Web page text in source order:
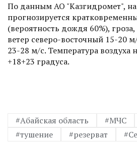
По данным АО "Казгидромет",
прогнозируется
(вероятность дождя 60%),
ветер северо-восточный 15-20
23-28 м/с. Температура воздуха
+18+23 градуса.
#Абайская область #МЧС
#тушение
#резерват